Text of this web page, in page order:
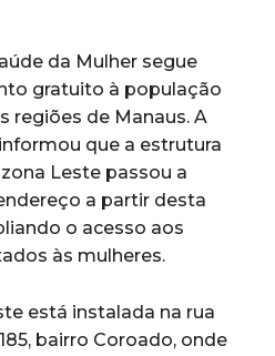
da Mulher segue
gratuito à população
regiões de Manaus. A
que a estrutura
Leste passou a
a partir desta
o acesso aos
às mulheres.
está instalada na rua
bairro Coroado, onde